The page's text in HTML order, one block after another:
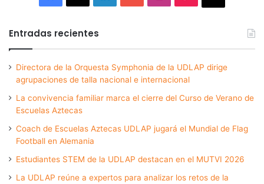
Entradas recientes
Directora de la Orquesta Symphonia de la UDLAP dirige
agrupaciones de talla nacional e internacional
La convivencia familiar marca el cierre del Curso de Verano de
Escuelas Aztecas
Coach de Escuelas Aztecas UDLAP jugará el Mundial de Flag
Football en Alemania
Estudiantes STEM de la UDLAP destacan en el MUTVI 2026
La UDLAP reúne a expertos para analizar los retos de la